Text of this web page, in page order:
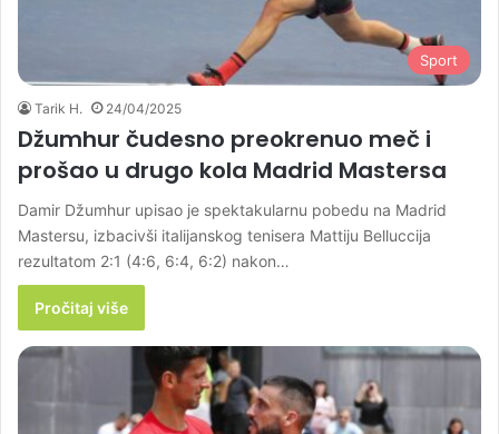
Sport
Tarik H. 24/04/2025
Džumhur čudesno preokrenuo meč i
prošao u drugo kola Madrid Mastersa
Damir Džumhur upisao je spektakularnu pobedu na Madrid
Mastersu, izbacivši italijanskog tenisera Mattiju Belluccija
rezultatom 2:1 (4:6, 6:4, 6:2) nakon…
Pročitaj više